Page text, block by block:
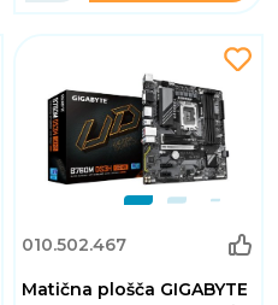
010.502.467
Matična plošča GIGABYTE